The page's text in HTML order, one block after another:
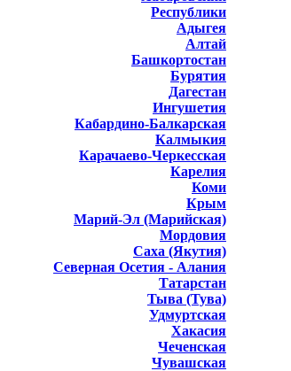
Республики
Адыгея
Алтай
Башкортостан
Бурятия
Дагестан
Ингушетия
Кабардино-Балкарская
Калмыкия
Карачаево-Черкесская
Карелия
Коми
Крым
Марий-Эл (Марийская)
Мордовия
Саха (Якутия)
Северная Осетия - Алания
Татарстан
Тыва (Тува)
Удмуртская
Хакасия
Чеченская
Чувашская